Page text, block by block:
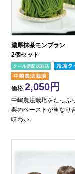
濃厚抹茶モンブラン
2個セット
価格 2,050
中嶋農法栽培をたっぷ
栗のペーストが重なり
味わい。